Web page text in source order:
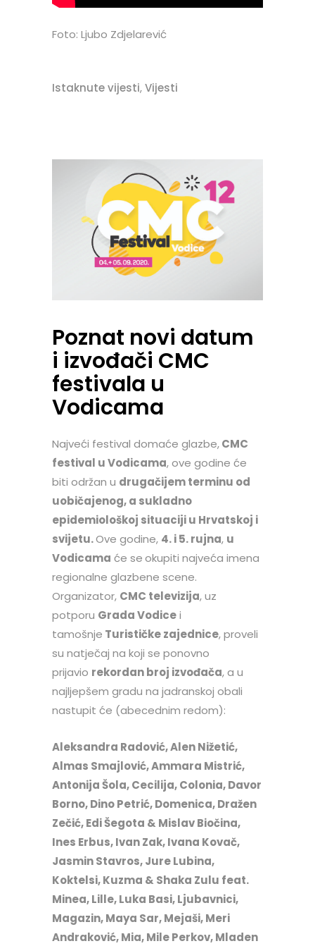
Foto: Ljubo Zdjelarević
Istaknute vijesti,Vijesti
Poznat novi datum
i izvođači CMC
festivala u
Vodicama
Najveći festival domaće glazbe,CMC
festival u Vodicama, ove godine će
biti održan u drugačijem terminu od
uobičajenog, a sukladno
epidemiološkoj situaciji u Hrvatskoj i
svijetu.Ove godine, 4. i 5. rujna, u
Vodicama će seokupiti najveća imena
regionalne glazbene scene.
Organizator, CMC televizija, uz
potporu Grada Vodicei
tamošnje Turističke zajednice, proveli
su natječaj na koji se ponovno
prijavio rekordan broj izvođača, a u
najljepšem gradu na jadranskoj obali
nastupit će (abecednim redom):
Aleksandra Radović, Alen Nižetić,
Almas Smajlović, Ammara Mistrić,
Antonija Šola, Cecilija, Colonia, Davor
Borno, Dino Petrić, Domenica, Dražen
Zečić, Edi Šegota & Mislav Biočina,
Ines Erbus, Ivan Zak, Ivana Kovač,
Jasmin Stavros, Jure Lubina,
Koktelsi, Kuzma & Shaka Zulu feat.
Minea, Lille, Luka Basi, Ljubavnici,
Magazin, Maya Sar, Mejaši, Meri
Andraković, Mia, Mile Perkov, Mladen